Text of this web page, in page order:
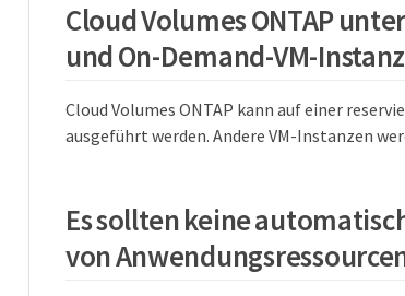
Cloud Volumes ONTAP
und On-Demand-VM-
Cloud Volumes ONTAP kann auf einer
ausgeführt werden. Andere VM-Instanzen
Es sollten keine
von